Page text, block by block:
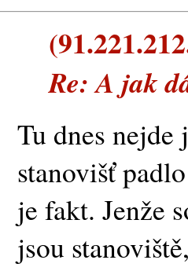
Re: A jak
Tu dnes
stanovišť
je fakt. Jenže
jsou